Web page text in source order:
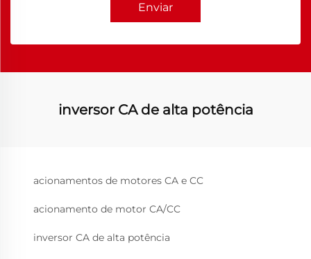
Enviar
inversor CA de alta potência
acionamentos de motores CA e CC
acionamento de motor CA/CC
inversor CA de alta potência